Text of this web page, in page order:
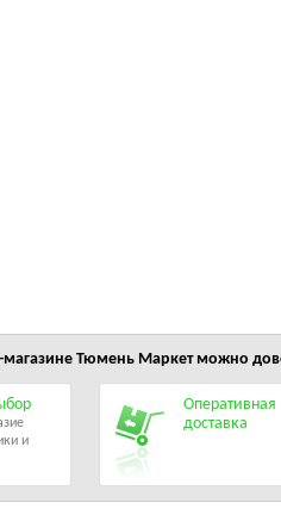
Тюмень Маркетможно
и
Оперативная
доставка